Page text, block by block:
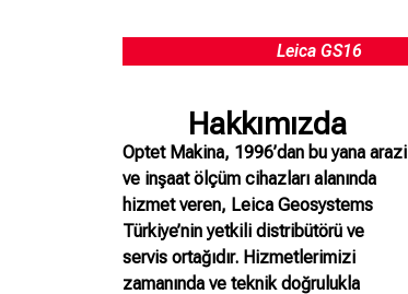
Leica GS16
Hakkımızda
Optet Makina, 1996’dan bu yana arazi
ve inşaat ölçüm cihazları alanında
hizmet veren, Leica Geosystems
Türkiye’nin yetkili distribütörü ve
servis ortağıdır. Hizmetlerimizi
zamanında ve teknik doğrulukla